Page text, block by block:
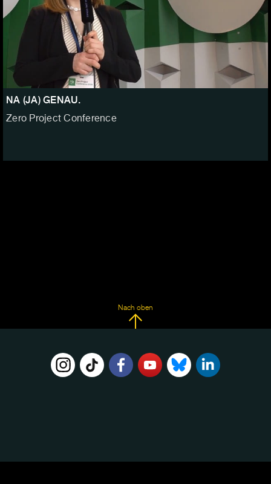
NA (JA) GENAU.
Zero Project Conference
Nach oben